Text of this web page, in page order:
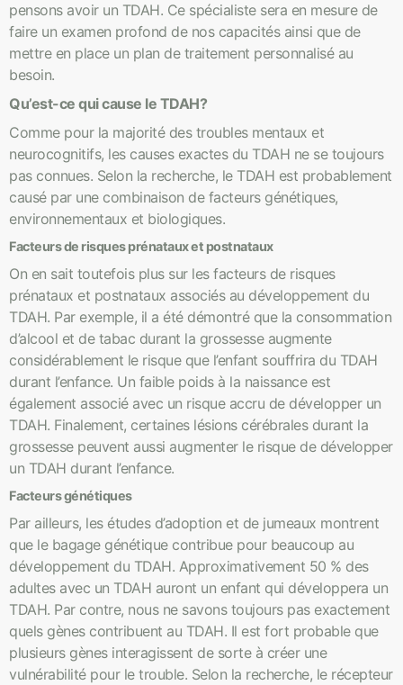
pensons avoir un TDAH. Ce spécialiste sera en mesure de
faire un examen profond de nos capacités ainsi que de
mettre en place un plan de traitement personnalisé au
besoin.
Qu’est-ce qui cause le TDAH?
Comme pour la majorité des troubles mentaux et
neurocognitifs, les causes exactes du TDAH ne se toujours
pas connues. Selon la recherche, le TDAH est probablement
causé par une combinaison de facteurs génétiques,
environnementaux et biologiques.
Facteurs de risques prénataux et postnataux
On en sait toutefois plus sur les facteurs de risques
prénataux et postnataux associés au développement du
TDAH. Par exemple, il a été démontré que la consommation
d’alcool et de tabac durant la grossesse augmente
considérablement le risque que l’enfant souffrira du TDAH
durant l’enfance. Un faible poids à la naissance est
également associé avec un risque accru de développer un
TDAH. Finalement, certaines lésions cérébrales durant la
grossesse peuvent aussi augmenter le risque de développer
un TDAH durant l’enfance.
Facteurs génétiques
Par ailleurs, les études d’adoption et de jumeaux montrent
que le bagage génétique contribue pour beaucoup au
développement du TDAH. Approximativement 50 % des
adultes avec un TDAH auront un enfant qui développera un
TDAH. Par contre, nous ne savons toujours pas exactement
quels gènes contribuent au TDAH. Il est fort probable que
plusieurs gènes interagissent de sorte à créer une
vulnérabilité pour le trouble. Selon la recherche, le récepteur